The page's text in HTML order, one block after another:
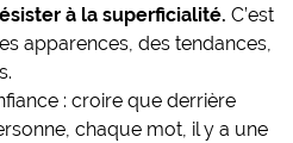
à la superficialité. C’est
apparences, des tendances,
: croire que derrière
chaque mot, il y a une